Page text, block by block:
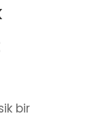
bir